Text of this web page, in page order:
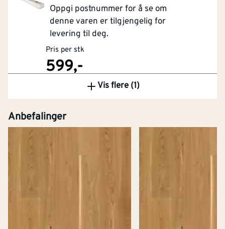
Oppgi postnummer for å se om
denne varen er tilgjengelig for
levering til deg.
Pris per stk
599,-
Vis flere (1)
Anbefalinger